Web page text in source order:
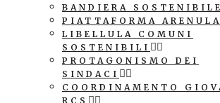
BANDIERA SOSTENIBILE
PIATTAFORMA ARENULA
LIBELLULA COMUNI
SOSTENIBILI
PROTAGONISMO DEI
SINDACI
COORDINAMENTO
RCS